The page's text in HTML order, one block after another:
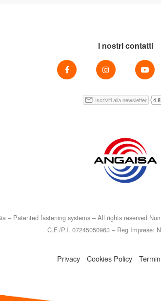
I nostri contatti
– Patented fastening systems – All rights reserved
C.F./P.I. 07245050963 – Reg Imprese:
Privacy Cookies Policy